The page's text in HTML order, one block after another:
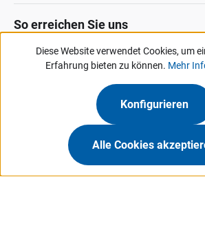
So erreichen Sie uns
Datenschutz ImpressumAllg.
KontaktHinweisgeber-
Unsere Angebote & Services richten sich
Hermann Hartje KG • Deichstraße 120-
Diese Website verwendet Cookies, um
Erfahrung bieten zu können. Mehr
Konfigurieren
Alle Cookies